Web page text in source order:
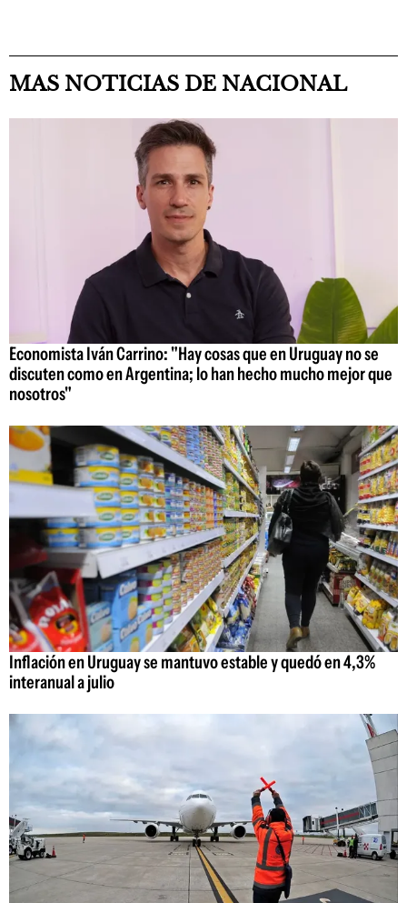
MAS NOTICIAS DE NACIONAL
Economista Iván Carrino: "Hay cosas que en Uruguay no se
discuten como en Argentina; lo han hecho mucho mejor que
nosotros"
Inflación en Uruguay se mantuvo estable y quedó en 4,3%
interanual a julio